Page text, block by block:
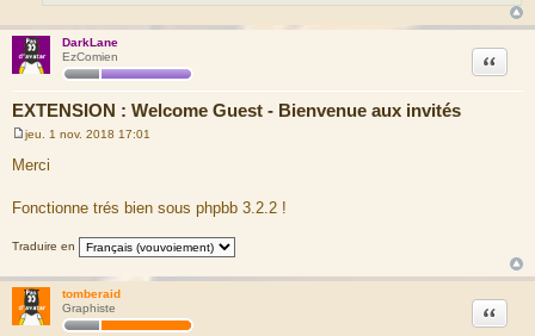
DarkLane
EzComien
EXTENSION : Welcome Guest - Bienvenue aux invités
Citation
M
s
g
jeu. 1 nov. 2018 17:01
Merci
Fonctionne trés bien sous phpbb 3.2.2 !
Traduire en
tomberaid
Graphiste
Citation